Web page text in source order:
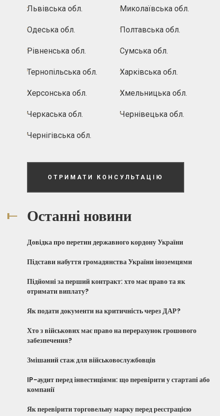
Львівська обл. Миколаївська обл.
Одеська обл. Полтавська обл.
Рівненська обл. Сумська обл.
Тернопільська обл. Харківська обл.
Херсонська обл. Хмельницька обл.
Черкаська обл. Чернівецька обл.
Чернігівська обл.
ОТРИМАТИ КОНСУЛЬТАЦІЮ
Останні новини
Довідка про перетин державного кордону України
Підстави набуття громадянства України іноземцями
Підйомні за перший контракт: хто має право та як
отримати виплату?
Як подати документи на критичність через ДАР?
Хто з військових має право на перерахунок грошового
забезпечення?
Змішаний стаж для військовослужбовців
IP-аудит перед інвестиціями: що перевірити у стартапі або
компанії
Як перевірити торговельну марку перед реєстрацією